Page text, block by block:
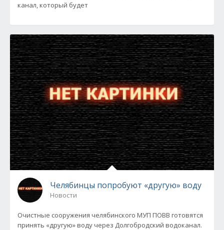
канал, который будет
Челябинцы попробуют «другую» воду
Новости
Очистные сооружения челябинского МУП ПОВВ готовятся
принять «другую» воду через Долгобродский водоканал.